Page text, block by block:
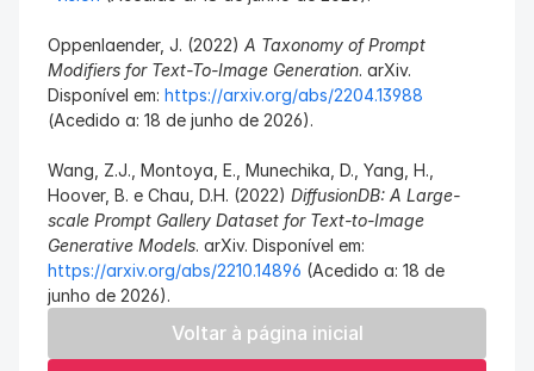
Oppenlaender, J. (2022) A Taxonomy of Prompt
Modifiers for Text-To-Image Generation. arXiv.
Disponível em: https://arxiv.org/abs/2204.13988
(Acedido a: 18 de junho de 2026).
Wang, Z.J., Montoya, E., Munechika, D., Yang, H.,
Hoover, B. e Chau, D.H. (2022) DiffusionDB: A Large-
scale Prompt Gallery Dataset for Text-to-Image
Generative Models
https://arxiv.org/abs/2210.14896 (Acedido a: 18 de
junho de 2026).
Voltar à página inicial